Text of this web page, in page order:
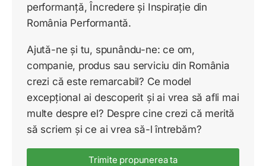
performanță, Încredere și Inspirație din
România Performantă.
Ajută-ne și tu, spunându-ne: ce om,
companie, produs sau serviciu din România
crezi că este remarcabil? Ce model
excepțional ai descoperit și ai vrea să afli mai
multe despre el? Despre cine crezi că merită
să scriem și ce ai vrea să-l întrebăm?
Trimite propunerea ta